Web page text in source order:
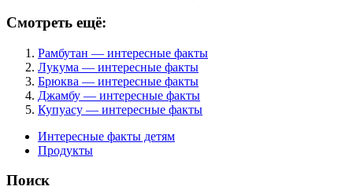
Смотреть ещё:
Рамбутан — интересные факты
Лукума — интересные факты
Брюква — интересные факты
Джамбу — интересные факты
Купуасу — интересные факты
Интересные факты детям
Продукты
Поиск